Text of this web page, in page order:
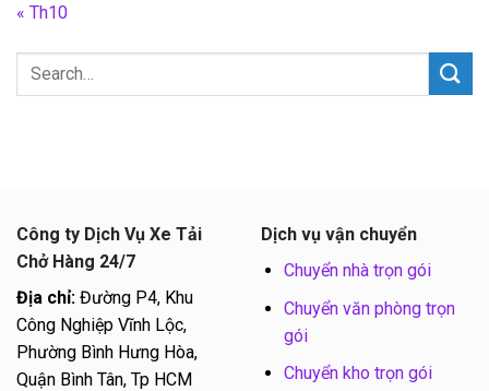
« Th10
Công ty Dịch Vụ Xe Tải
Chở Hàng 24/7
Địa chỉ: Đường P4, Khu
Công Nghiệp Vĩnh Lộc,
Phường Bình Hưng Hòa,
Quận Bình Tân, Tp HCM
Dịch vụ vận chuyển
Chuyển nhà trọn gói
Chuyển văn phòng trọn
gói
Chuyển kho trọn gói